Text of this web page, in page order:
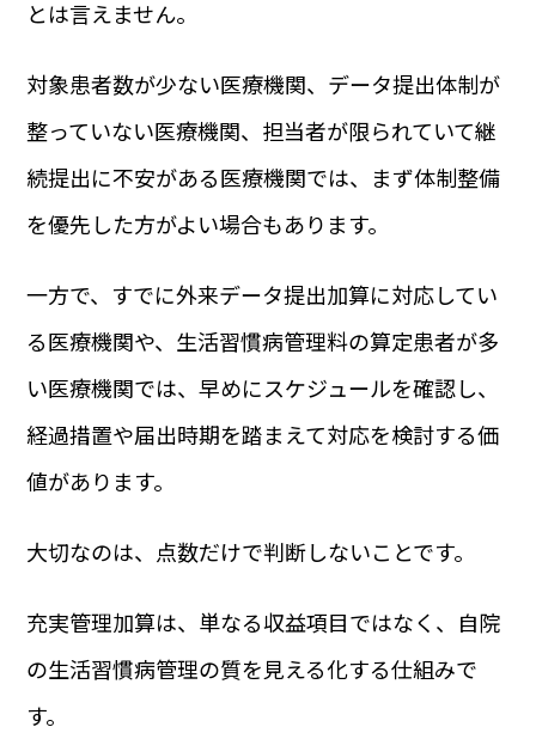
とは言えません。
対象患者数が少ない医療機関、データ提出体制が
整っていない医療機関、担当者が限られていて継
続提出に不安がある医療機関では、まず体制整備
を優先した方がよい場合もあります。
一方で、すでに外来データ提出加算に対応してい
る医療機関や、生活習慣病管理料の算定患者が多
い医療機関では、早めにスケジュールを確認し、
経過措置や届出時期を踏まえて対応を検討する価
値があります。
大切なのは、点数だけで判断しないことです。
充実管理加算は、単なる収益項目ではなく、自院
の生活習慣病管理の質を見える化する仕組みで
す。